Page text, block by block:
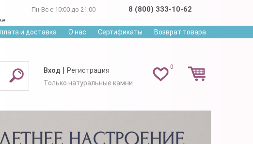
Пн-Вс с 10:00 до 21:00 8 (800) 333-10-62
и доставка О нас Сертификаты Возврат товара
0
Вход | Регистрация
Только натуральные камни